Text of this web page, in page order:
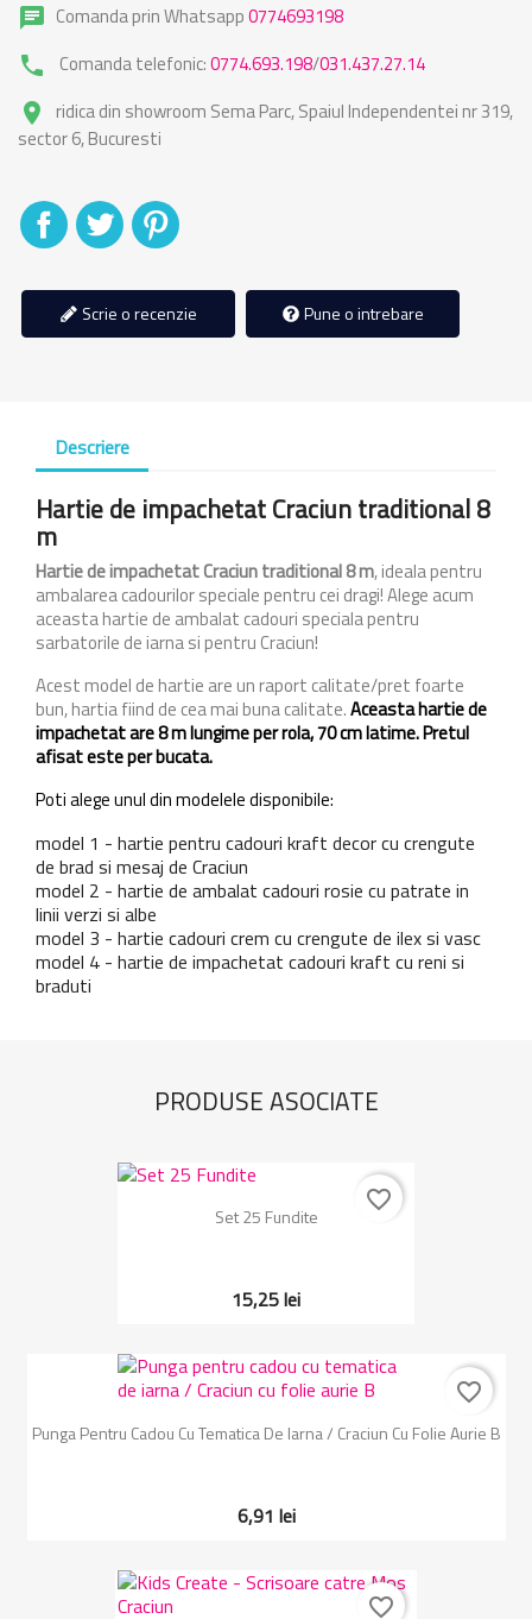
chat Comanda prin Whatsapp0774693198
phone Comanda telefonic:0774.693.198/031.437.27.14
place
ridica din showroom Sema Parc, Spaiul Independentei nr 319,
sector 6, Bucuresti
DistribuitiTweet
Scrie o recenzie Pune o intrebare
Descriere
Hartie de impachetat Craciun traditional 8
m
Hartie de impachetat Craciun traditional 8 m, ideala pentru
ambalarea cadourilor speciale pentru cei dragi! Alege acum
aceasta hartie de ambalat cadouri speciala pentru
sarbatorile de iarna si pentru Craciun!
Acest model de hartie are un raport calitate/pret foarte
bun, hartia fiind de cea mai buna calitate.Aceasta hartie de
impachetat are 8 m lungime per rola, 70 cm latime. Pretul
afisat este per bucata.
Poti alege unul din modelele disponibile:
model 1 - hartie pentru cadouri kraft decor cu crengute
de brad si mesaj de Craciun
model 2 - hartie de ambalat cadouri rosie cu patrate in
linii verzi si albe
model 3 - hartie cadouri crem cu crengute de ilex si vasc
model 4 - hartie de impachetat cadouri kraft cu reni si
braduti
PRODUSE ASOCIATE
Set 25 Fundite
15,25 lei
favorite_border
Punga Pentru Cadou Cu Tematica De Iarna / Craciun Cu Folie Aurie B
6,91 lei
favorite_border
favorite_border